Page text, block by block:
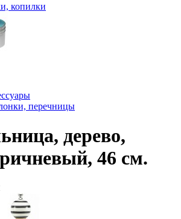
копилки
перечницы
дерево,
46 см.